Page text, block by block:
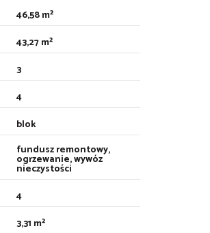
46,58 m²
43,27 m²
3
4
blok
fundusz remontowy,
ogrzewanie, wywóz
nieczystości
4
3,31 m²